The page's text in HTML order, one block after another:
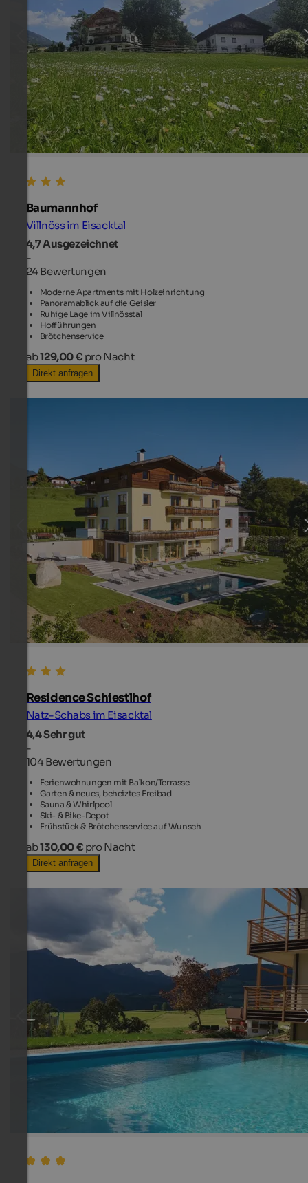
Baumannhof
Villnöss im Eisacktal
4,7Ausgezeichnet
-
24 Bewertungen
Moderne Apartments mit Holzeinrichtung
Panoramablick auf die Geisler
Ruhige Lage im Villnösstal
Hofführungen
Brötchenservice
ab129,00 € pro Nacht
Direkt anfragen
Residence Schiestlhof
Natz-Schabs im Eisacktal
4,4Sehr gut
-
104 Bewertungen
Ferienwohnungen mit Balkon/Terrasse
Garten & neues, beheiztes Freibad
Sauna & Whirlpool
Ski- & Bike-Depot
Frühstück & Brötchenservice auf Wunsch
ab130,00 € pro Nacht
Direkt anfragen